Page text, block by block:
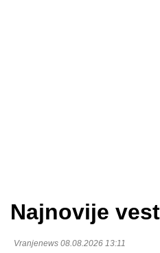
Najnovije
Vranjenews 08.08.2026 13:11